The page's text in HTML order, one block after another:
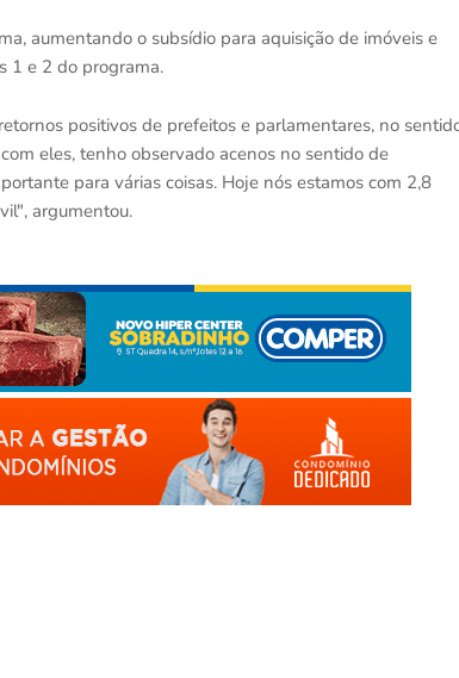
aumentando o subsídio para aquisição de imóveis e
1 e 2 do programa.
positivos de prefeitos e parlamentares, no
eles, tenho observado acenos no sentido de
para várias coisas. Hoje nós estamos com 2,8
argumentou.